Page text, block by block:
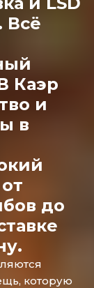
Всё
Каэр
и
в
до
которую